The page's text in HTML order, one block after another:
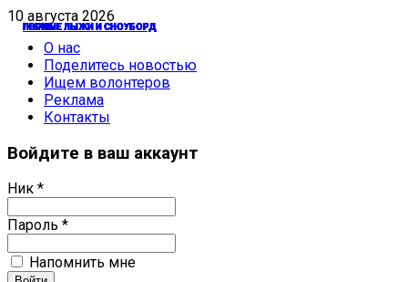
10 августа 2026
О нас
Поделитесь новостью
Ищем волонтеров
Реклама
Контакты
Войдите в ваш аккаунт
Ник *
Пароль *
Напомнить мне
ГОРНЫЕ ЛЫЖИ И СНОУБОРД
ГОРНЫЕ ЛЫЖИ И СНОУБОРД
ЛЫЖИ
ЛЫЖИ
ЛЫЖИ
ГОРНЫЕ ЛЫЖИ И СНОУБОРД
ГОРНЫЕ ЛЫЖИ И СНОУБОРД
ГОРНЫЕ ЛЫЖИ И СНОУБОРД
ГОРНЫЕ ЛЫЖИ И СНОУБОРД
ГОРНЫЕ ЛЫЖИ И СНОУБОРД
ГОРНЫЕ ЛЫЖИ И СНОУБОРД
ЛЫЖИ
ГОРНЫЕ ЛЫЖИ И СНОУБОРД
ЛЫЖИ